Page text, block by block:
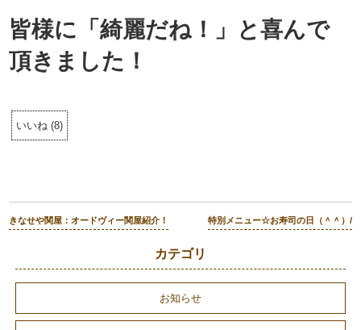
皆様に「綺麗だね！」と喜んで
頂きました！
いいね (8)
きなせや関屋：オードヴィー関屋紹介！ 特別メニュー☆お寿司の日（＾＾）/
カテゴリ
お知らせ